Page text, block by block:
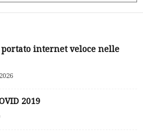
portato internet veloce nelle
2019